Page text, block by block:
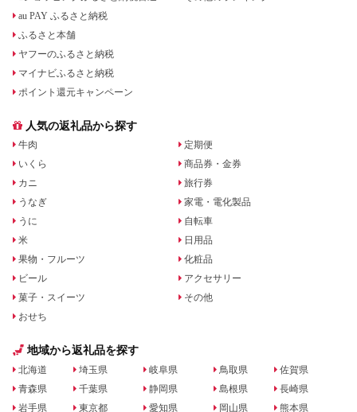
au PAY ふるさと納税
ふるさと本舗
ヤフーのふるさと納税
マイナビふるさと納税
ポイント還元キャンペーン
人気の返礼品から探す
牛肉
いくら
カニ
うなぎ
うに
米
果物・フルーツ
ビール
菓子・スイーツ
おせち
定期便
商品券・金券
旅行券
家電・電化製品
自転車
日用品
化粧品
アクセサリー
その他
地域から返礼品を探す
北海道
青森県
岩手県
埼玉県
千葉県
東京都
岐阜県
静岡県
愛知県
鳥取県
島根県
岡山県
佐賀県
長崎県
熊本県